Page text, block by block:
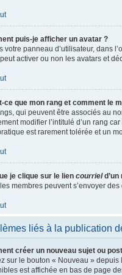
puis-je afficher un avatar ?
votre panneau d’utilisateur, dans
activer ou non les avatars et
ce que mon rang et comment le
qui peuvent être associés au
modifier l’intitulé d’un rang
est rarement tolérée et un
je clique sur le lien courrield’un
membres peuvent s’envoyer
liés à la publication
créer un nouveau sujet ou
sur le bouton « Nouveau » depuis
est affichée en bas de page